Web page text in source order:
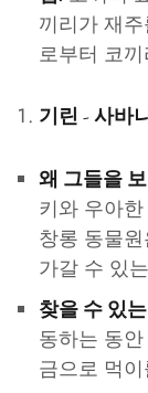
끼리가 재
로부터 코
기린 - 사바
왜 그들을
키와 우아
창롱 동물
가갈 수 있
찾을 수 있
동하는 동
금으로 먹